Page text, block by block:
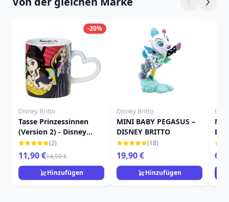
-20%
Disney Britto
Tasse Prinzessinnen
(Version 2) - Disney
Britto
(2)
11,90 €14,90 €
Hinzufügen
Disney Britto
MINI BABY PEGASUS –
DISNEY BRITTO
(18)
19,90 €
Hinzufügen